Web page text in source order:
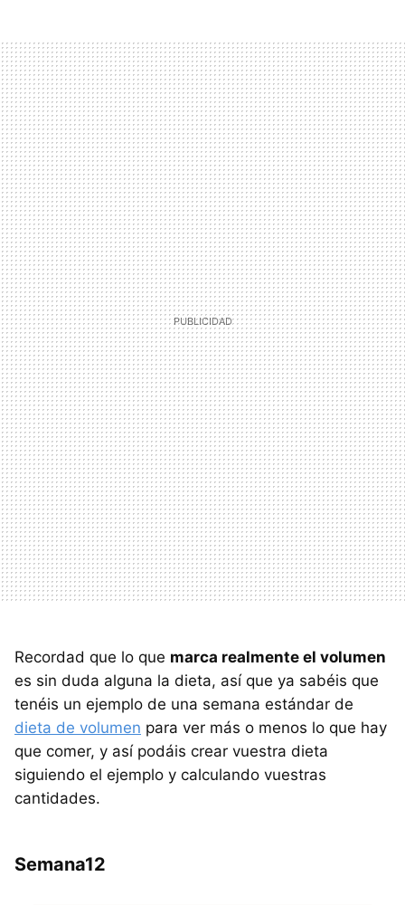
Recordad que lo que marca realmente el volumen
es sin duda alguna la dieta, así que ya sabéis que
tenéis un ejemplo de una semana estándar de
dieta de volumen para ver más o menos lo que hay
que comer, y así podáis crear vuestra dieta
siguiendo el ejemplo y calculando vuestras
cantidades.
Semana12